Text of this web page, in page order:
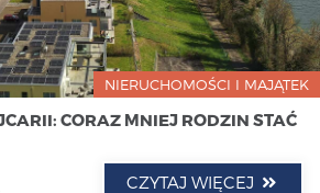
NIERUCHOMOŚCI I MAJĄTEK
CORAZ MNIEJ RODZIN STAĆ
CZYTAJ WIĘCEJ